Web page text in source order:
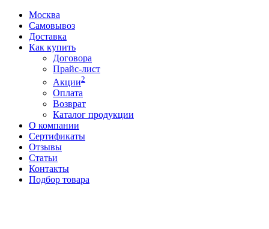
Москва
Самовывоз
Доставка
Как купить
Договора
Прайс-лист
Акции2
Оплата
Возврат
Каталог продукции
О компании
Сертификаты
Отзывы
Статьи
Контакты
Подбор товара